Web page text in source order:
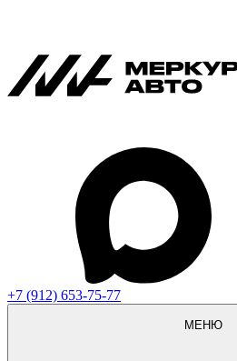
+7 (912) 653-75-77
МЕНЮ